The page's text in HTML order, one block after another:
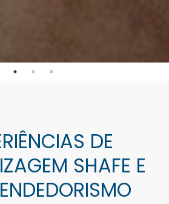
DE
SHAFE E